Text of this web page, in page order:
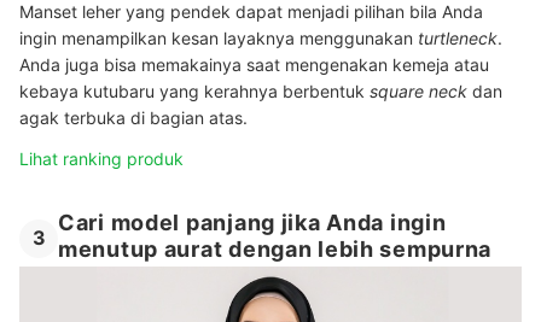
Manset leher yang pendek dapat menjadi pilihan bila Anda
ingin menampilkan kesan layaknya menggunakan turtleneck.
Anda juga bisa memakainya saat mengenakan kemeja atau
kebaya kutubaru yang kerahnya berbentuk square neck dan
agak terbuka di bagian atas.
Lihat ranking produk
3
Cari model panjang jika Anda ingin
menutup aurat dengan lebih sempurna